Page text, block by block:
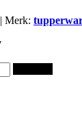
| Merk: